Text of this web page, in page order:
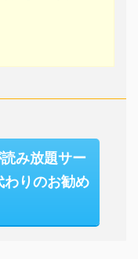
み放題サー
わりのお勧め